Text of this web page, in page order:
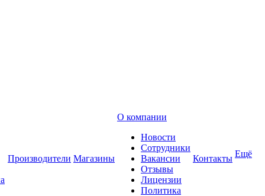
Производители Магазины
О компании
Новости
Сотрудники
Вакансии
Отзывы
Лицензии
Политика
Контакты Ещё